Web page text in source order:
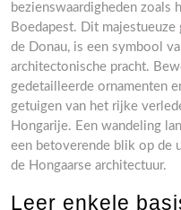
bezienswaardigheden zoals
Boedapest. Dit
de Donau, is een symbool
architectonische pracht.
gedetailleerde ornamenten
getuigen van het rijke
Hongarije. Een wandeling
een betoverende blik op de
de Hongaarse architectuur.
Leer enkele